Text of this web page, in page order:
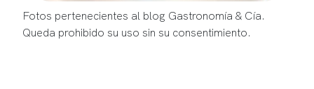
Fotos pertenecientes al blog Gastronomía & Cía.
Queda prohibido su uso sin su consentimiento.